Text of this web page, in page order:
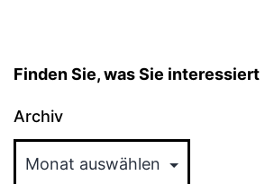
Finden Sie, was Sie interessiert
Archiv